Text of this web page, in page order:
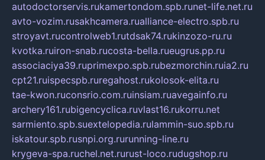
autodoctorservis.rukamertondom.spb.runet-life.net.ru
avto-vozim.rusakhcamera.rualliance-electro.spb.ru
stroyavt.rucontrolweb1.rutdsak74.rukinzozo-ru.ru
kvotka.ruiron-snab.rucosta-bella.rueugrus.pp.ru
associaciya39.ruprimexpo.spb.rubezmorchin.ruia2.ru
cpt21.ruispecspb.ruregahost.rukolosok-elita.ru
tae-kwon.ruconsrio.com.ruinsiam.ruavegainfo.ru
archery161.rubigencyclica.ruvlast16.rukorru.net
sarmiento.spb.suextelopedia.rulammin-suo.spb.ru
iskatour.spb.rusnpi.org.rurunning-line.ru
krygeva-spa.ruchel.net.rurust-loco.rudugshop.ru